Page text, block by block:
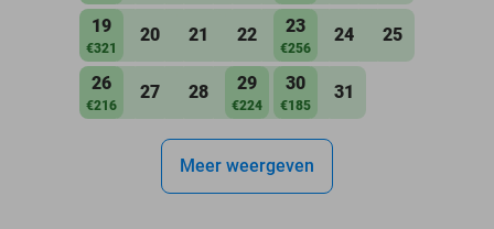
19
€321
20 21 22 23
€256
24 25
26
€216
27 28 29
€224
30
€185
31
Meer weergeven